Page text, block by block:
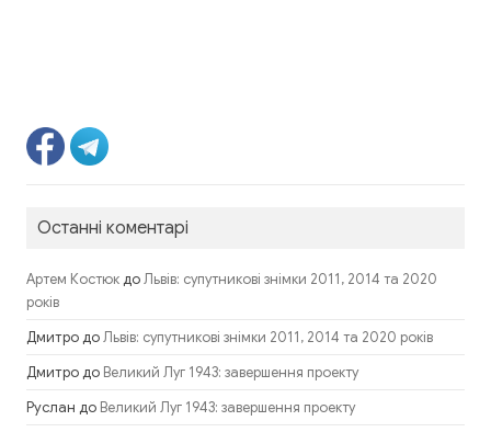
Останні коментарі
Артем КостюкдоЛьвів: супутникові знімки 2011, 2014 та 2020
років
ДмитродоЛьвів: супутникові знімки 2011, 2014 та 2020 років
Дмитродо Великий Луг 1943: завершення проекту
Руслан до Великий Луг 1943: завершення проекту